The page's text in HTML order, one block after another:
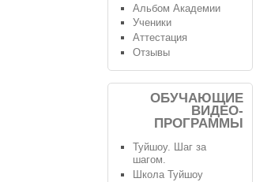
Альбом Академии
Ученики
Аттестация
Отзывы
ОБУЧАЮЩИЕ
ВИДЕО-
ПРОГРАММЫ
Туйшоу. Шаг за
шагом.
Школа Туйшоу